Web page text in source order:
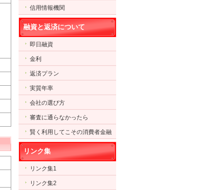
信用情報機関
融資と返済について
即日融資
金利
返済プラン
実質年率
会社の選び方
審査に通らなかったら
賢く利用してこその消費者金融
リンク集
リンク集1
リンク集2